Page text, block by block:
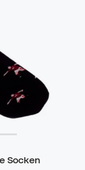
Socken